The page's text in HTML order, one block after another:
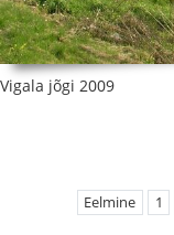
Vigala jõgi 2009
Eelmine 1